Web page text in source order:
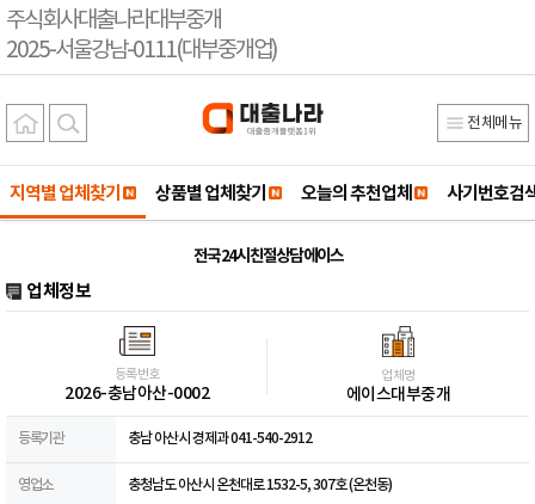
주식회사대출나라대부중개
2025-서울강남-0111(대부중개업)
전체메뉴
지역별 업체찾기 상품별 업체찾기 오늘의 추천업체 사기번호검
전국 24시 친절상담 에이스
업체정보
등록번호
2026-충남아산-0002
업체명
에이스대부중개
등록기관 충남 아산시 경제과 041-540-2912
영업소 충청남도 아산시 온천대로 1532-5, 307호 (온천동)